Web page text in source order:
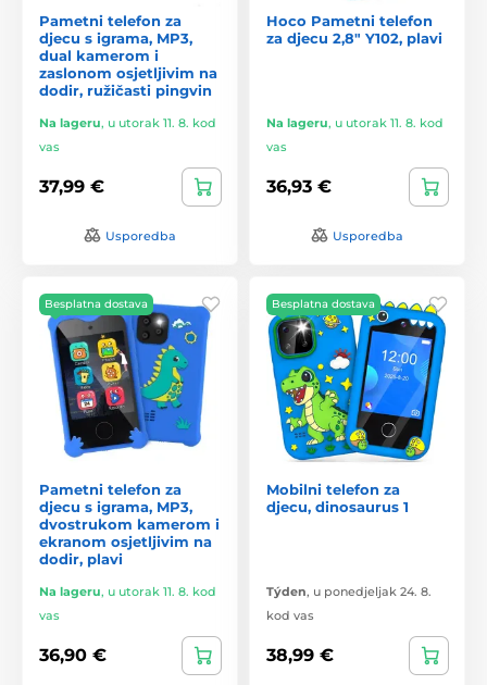
Pametni telefon za
djecu s igrama, MP3,
dual kamerom i
zaslonom osjetljivim na
dodir, ružičasti pingvin
Na lageru, u utorak 11. 8. kod
vas
37,99 €
Usporedba
Hoco Pametni telefon
za djecu 2,8" Y102, plavi
Na lageru, u utorak 11. 8. kod
vas
36,93 €
Usporedba
Besplatna dostava
Pametni telefon za
djecu s igrama, MP3,
dvostrukom kamerom i
ekranom osjetljivim na
dodir, plavi
Na lageru, u utorak 11. 8. kod
vas
36,90 €
Besplatna dostava
Mobilni telefon za
djecu, dinosaurus 1
Týden, u ponedjeljak 24. 8.
kod vas
38,99 €